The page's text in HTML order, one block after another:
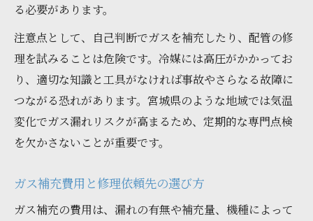
る必要があります。
注意点として、自己判断でガスを補充したり、配管の修
理を試みることは危険です。冷媒には高圧がかかってお
り、適切な知識と工具がなければ事故やさらなる故障に
つながる恐れがあります。宮城県のような地域では気温
変化でガス漏れリスクが高まるため、定期的な専門点検
を欠かさないことが重要です。
ガス補充費用と修理依頼先の選び方
ガス補充の費用は、漏れの有無や補充量、機種によって